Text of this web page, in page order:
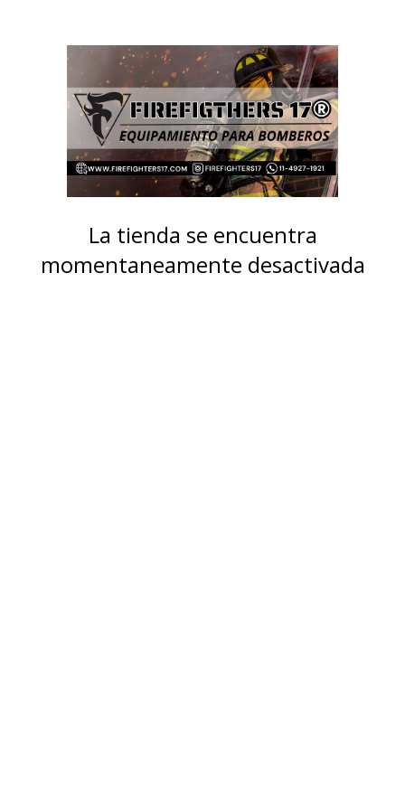
La tienda se encuentra
momentaneamente desactivada